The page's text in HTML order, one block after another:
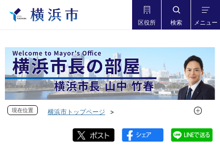
区役所 検索 メニュー
現在位置
横浜市トップページ
フォトダイアリー 2025年度
現在位